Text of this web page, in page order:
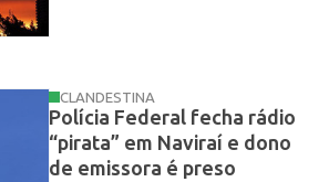
CLANDESTINA
Polícia Federal fecha rádio
“pirata” em Naviraí e dono
de emissora é preso